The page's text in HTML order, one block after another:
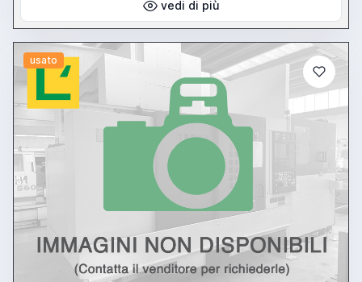
vedi di più
usato